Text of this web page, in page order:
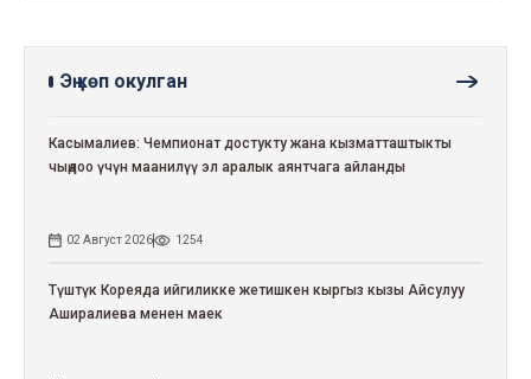
Эң көп окулган
Касымалиев: Чемпионат достукту жана кызматташтыкты
чыңдоо үчүн маанилүү эл аралык аянтчага айланды
02 Август 2026 1254
Түштүк Кореяда ийгиликке жетишкен кыргыз кызы Айсулуу
Аширалиева менен маек